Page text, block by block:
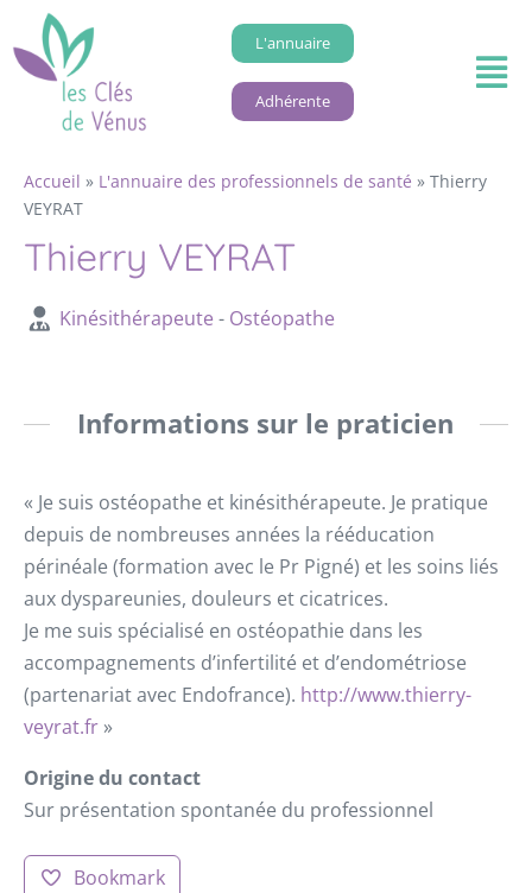
L'annuaire
Adhérente
Accueil » L'annuaire des professionnels de santé » Thierry
VEYRAT
Thierry VEYRAT
Kinésithérapeute - Ostéopathe
Informations sur le praticien
« Je suis ostéopathe et kinésithérapeute. Je pratique
depuis de nombreuses années la rééducation
périnéale (formation avec le Pr Pigné) et les soins liés
aux dyspareunies, douleurs et cicatrices.
Je me suis spécialisé en ostéopathie dans les
accompagnements d’infertilité et d’endométriose
(partenariat avec Endofrance). http://www.thierry-
veyrat.fr »
Origine du contact
Sur présentation spontanée du professionnel
Bookmark